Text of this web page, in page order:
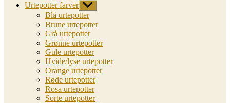
Urtepotter farver Vis
undermenu
Blå urtepotter
Brune urtepotter
Grå urtepotter
Grønne urtepotter
Gule urtepotter
Hvide/lyse urtepotter
Orange urtepotter
Røde urtepotter
Rosa urtepotter
Sorte urtepotter